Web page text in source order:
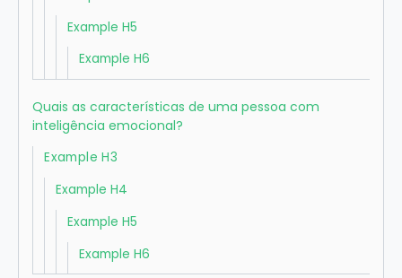
Example H5
Example H6
Quais as características de uma pessoa com
inteligência emocional?
Example H3
Example H4
Example H5
Example H6